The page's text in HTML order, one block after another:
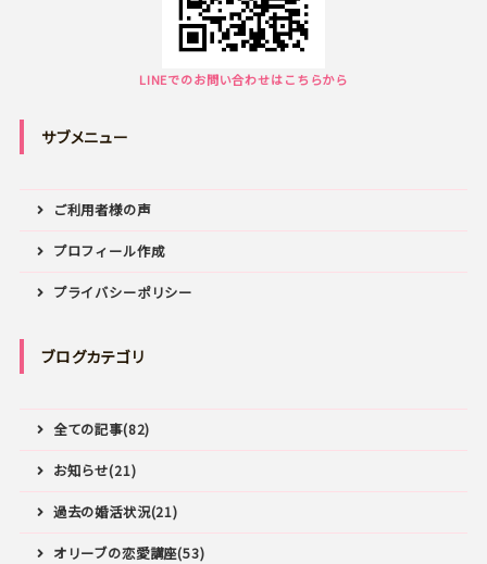
LINEでのお問い合わせはこちらから
サブメニュー
ご利用者様の声
プロフィール作成
プライバシーポリシー
ブログカテゴリ
全ての記事(82)
お知らせ(21)
過去の婚活状況(21)
オリーブの恋愛講座(53)